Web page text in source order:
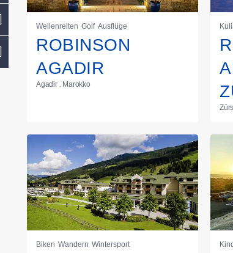
Wellenreiten Golf Ausflüge
ROBINSON
AGADIR
Agadir . Marokko
Biken Wandern Wintersport